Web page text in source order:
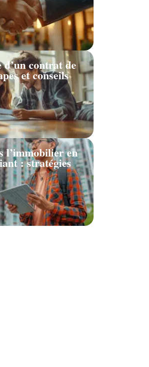
d’un contrat de
et conseils
l’immobilier en
: stratégies